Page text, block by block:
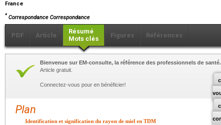
France
* Correspondance Correspondance
PDF Article
Résumé
Mots clés
Figures Références
Bienvenue sur EM-consulte, la référence des professionnels de santé.
Article gratuit.
Connectez-vous pour en bénéficier!
Plan
Identification et signification du rayon de miel en TDM